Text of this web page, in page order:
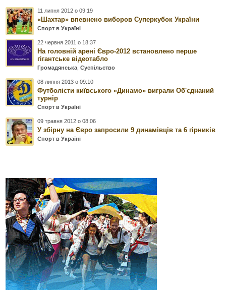
11 липня 2012 о 09:19
«Шахтар» впевнено виборов Суперкубок України
Спорт в Україні
22 червня 2011 о 18:37
На головній арені Євро-2012 встановлено перше
гігантське відеотабло
Громадянська ,Суспільство
08 липня 2013 о 09:10
Футболісти київського «Динамо» виграли Об'єднаний
турнір
Спорт в Україні
09 травня 2012 о 08:06
У збірну на Євро запросили 9 динамівців та 6 гірників
Спорт в Україні